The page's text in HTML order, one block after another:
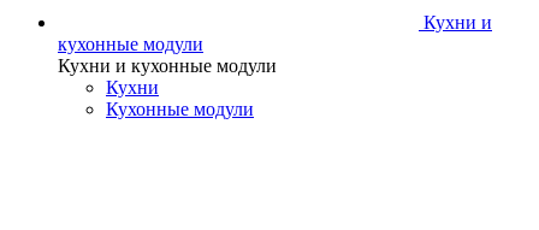
Кухни и
кухонные модули
Кухни и кухонные модули
Кухни
Кухонные модули